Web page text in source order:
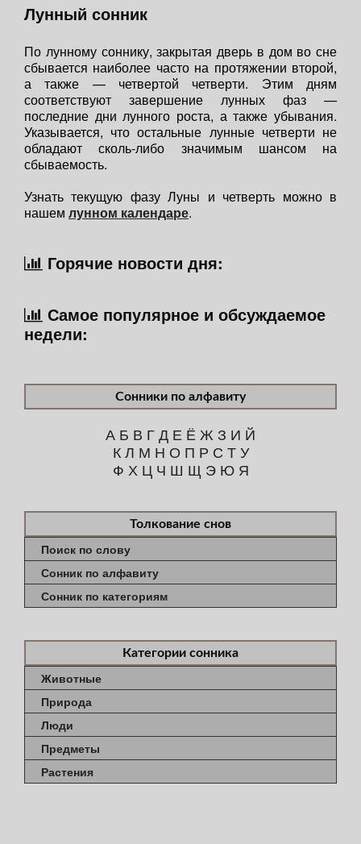
Лунный сонник
По лунному соннику, закрытая дверь в дом во сне
сбывается наиболее часто на протяжении второй,
а также — четвертой четверти. Этим дням
соответствуют завершение лунных фаз —
последние дни лунного роста, а также убывания.
Указывается, что остальные лунные четверти не
обладают сколь-либо значимым шансом на
сбываемость.
Узнать текущую фазу Луны и четверть можно в
нашем лунном календаре.
Горячие новости дня:
Самое популярное и обсуждаемое
недели:
Сонники по алфавиту
А Б В ГД Е Ё Ж З И Й
К Л М Н О П Р С Т У
Ф Х Ц Ч Ш Щ Э Ю Я
Толкование снов
Поиск по слову
Сонник по алфавиту
Сонник по категориям
Категории сонника
Животные
Природа
Люди
Предметы
Растения